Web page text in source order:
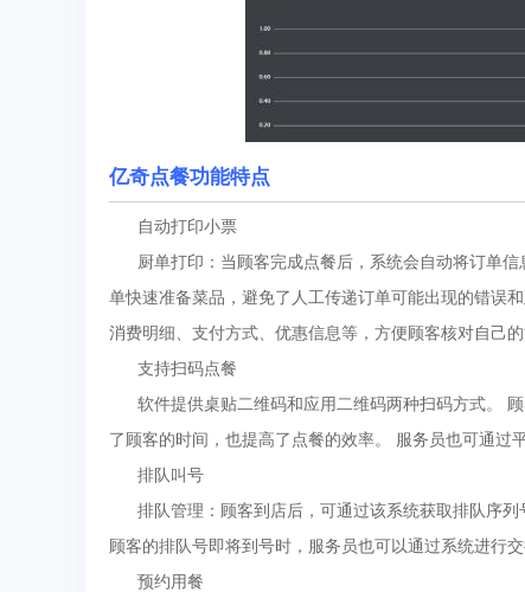
亿奇点餐功能特点
自动打印小票
厨单打印：当顾客完成点餐后，系统会自动将订单信
单快速准备菜品，避免了人工传递订单可能出现的错误
消费明细、支付方式、优惠信息等，方便顾客核对自己的
支持扫码点餐
软件提供桌贴二维码和应用二维码两种扫码方式。 顾
了顾客的时间，也提高了点餐的效率。 服务员也可通
排队叫号
排队管理：顾客到店后，可通过该系统获取排队序列
顾客的排队号即将到号时，服务员也可以通过系统进行交
预约用餐